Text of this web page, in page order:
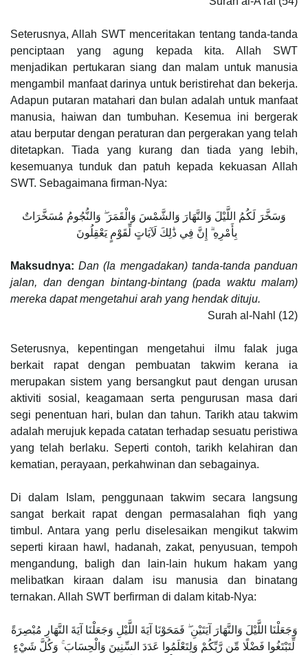
Seterusnya, Allah SWT menceritakan tentang tanda-tanda
penciptaan yang agung kepada kita. Allah SWT
menjadikan pertukaran siang dan malam untuk manusia
mengambil manfaat darinya untuk beristirehat dan bekerja.
Adapun putaran matahari dan bulan adalah untuk manfaat
manusia, haiwan dan tumbuhan. Kesemua ini bergerak
atau berputar dengan peraturan dan pergerakan yang telah
ditetapkan. Tiada yang kurang dan tiada yang lebih,
kesemuanya tunduk dan patuh kepada kekuasan Allah
SWT. Sebagaimana firman-Nya:
وَسَخَّرَ لَكُمُ اللَّيْلَ وَالنَّهَارَ وَالشَّمْسَ وَالْقَمَرَ ۖ وَالنُّجُومُ مُسَخَّرَاتٌ
بِأَمْرِهِ ۗ إِنَّ فِي ذَٰلِكَ لَآيَاتٍ لِّقَوْمٍ يَعْقِلُونَ ‎
Maksudnya: Dan (Ia mengadakan) tanda-tanda panduan
jalan, dan dengan bintang-bintang (pada waktu malam)
mereka dapat mengetahui arah yang hendak dituju.
Surah al-Nahl (12)
Seterusnya, kepentingan mengetahui ilmu falak juga
berkait rapat dengan pembuatan takwim kerana ia
merupakan sistem yang bersangkut paut dengan urusan
aktiviti sosial, keagamaan serta pengurusan masa dari
segi penentuan hari, bulan dan tahun. Tarikh atau takwim
adalah merujuk kepada catatan terhadap sesuatu peristiwa
yang telah berlaku. Seperti contoh, tarikh kelahiran dan
kematian, perayaan, perkahwinan dan sebagainya.
Di dalam Islam, penggunaan takwim secara langsung
sangat berkait rapat dengan permasalahan fiqh yang
timbul. Antara yang perlu diselesaikan mengikut takwim
seperti kiraan hawl, hadanah, zakat, penyusuan, tempoh
mengandung, baligh dan lain-lain hukum hakam yang
melibatkan kiraan dalam isu manusia dan binatang
ternakan. Allah SWT berfirman di dalam kitab-Nya:
وَجَعَلْنَا اللَّيْلَ وَالنَّهَارَ آيَتَيْنِ ۖ فَمَحَوْنَا آيَةَ اللَّيْلِ وَجَعَلْنَا آيَةَ النَّهَارِ مُبْصِرَةً
لِّتَبْتَغُوا فَضْلًا مِّن رَّبِّكُمْ وَلِتَعْلَمُوا عَدَدَ السِّنِينَ وَالْحِسَابَ ۚ وَكُلَّ شَيْءٍ